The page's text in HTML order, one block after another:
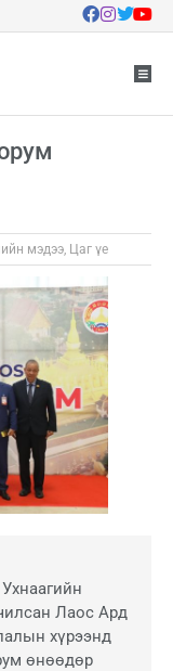
мэдээ, Цаг үе
Лаос Ард
хүрээнд
өнөөдөр